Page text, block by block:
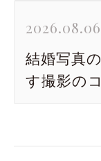
2026.08.06
結婚写真
す撮影の